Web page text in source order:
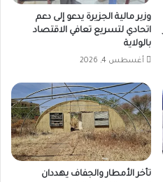
وزير مالية الجزيرة يدعو إلى دعم
اتحادي لتسريع تعافي الاقتصاد
بالولاية
أغسطس 4, 2026
تأخر الأمطار والجفاف يهددان